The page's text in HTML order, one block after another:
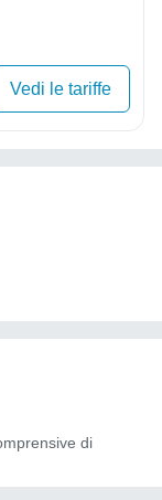
Vedi le tariffe
di